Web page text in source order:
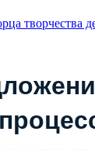
творчества